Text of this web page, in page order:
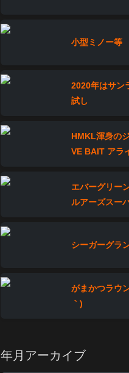
小型ミノー等
2020年はサン
試し
HMKL渾身の
VE BAIT アラ
エバーグリー
ルアーズスー
シーガーグラ
がまかつラウ
｀)
年月アーカイブ